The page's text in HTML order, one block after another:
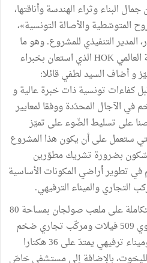
البناء وثراء الهندسة وأناقتها،
والأصالة التونسية»،
التنفيذي للمشروع. وهو ما
حرص على إبرازه مكتب الهندسة العالمي HOK الذي استعان بخبراء
و أضاف السيد لطفي قائلا:
كفاءات تونسية ذات خبرة عالية و
في الآجال المحدّدة ووفقا لمعايير
على تسليط الضّوء على تميّز
التي ستعمل على أن يكون هذا المشروع
بضرورة تشريك مطوّرين
تطوير أراضي المكونات الأساسية
التجاري والميناء الترفيهي.
وتحتوي مدينة «تونس باي» المتكاملة على ملعب صولجان بمساحة 80
هكتارا، محاط بمجمع سكني يحوي 509 فيلات ومركّب تجاري ضخم
على مساحة 100 ألف متر مربّع وميناء ترفيهي يمتدّ على 36 هكتارا
850 حلقة ربط لليخوت، بالإضافة إلى مستشفى خاصّ